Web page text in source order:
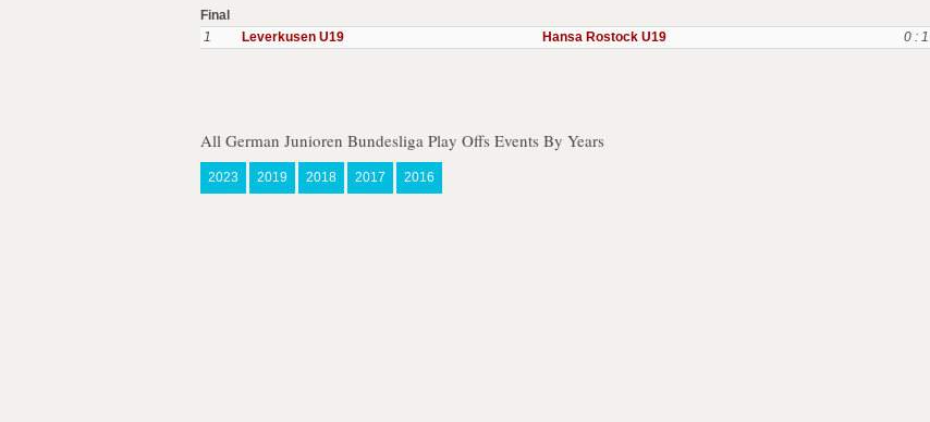
Final
1
Leverkusen U19 Hansa Rostock U19 0 : 1
All German Junioren Bundesliga Play Offs Events By Years
2023 2019 2018 2017 2016